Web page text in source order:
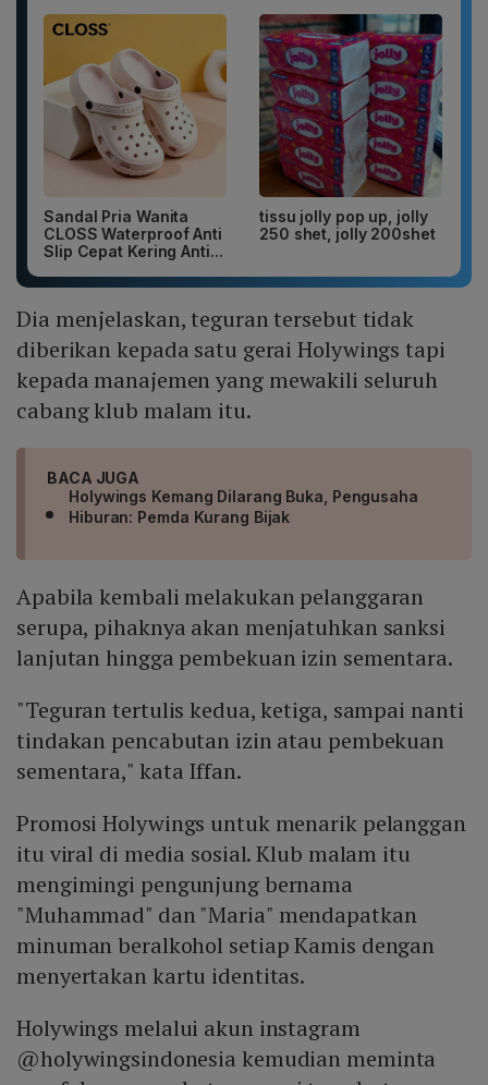
Sandal Pria Wanita
CLOSS Waterproof Anti
Slip Cepat Kering Anti...
tissu jolly pop up, jolly
250 shet, jolly 200shet
Dia menjelaskan, teguran tersebut tidak
diberikan kepada satu gerai Holywings tapi
kepada manajemen yang mewakili seluruh
cabang klub malam itu.
BACA JUGA
Holywings Kemang Dilarang Buka, Pengusaha
Hiburan: Pemda Kurang Bijak
Apabila kembali melakukan pelanggaran
serupa, pihaknya akan menjatuhkan sanksi
lanjutan hingga pembekuan izin sementara.
"Teguran tertulis kedua, ketiga, sampai nanti
tindakan pencabutan izin atau pembekuan
sementara," kata Iffan.
Promosi Holywings untuk menarik pelanggan
itu viral di media sosial. Klub malam itu
mengimingi pengunjung bernama
"Muhammad" dan "Maria" mendapatkan
minuman beralkohol setiap Kamis dengan
menyertakan kartu identitas.
Holywings melalui akun instagram
@holywingsindonesia kemudian meminta